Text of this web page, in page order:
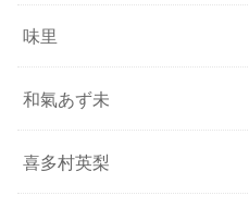
味里
和氣あず未
喜多村英梨